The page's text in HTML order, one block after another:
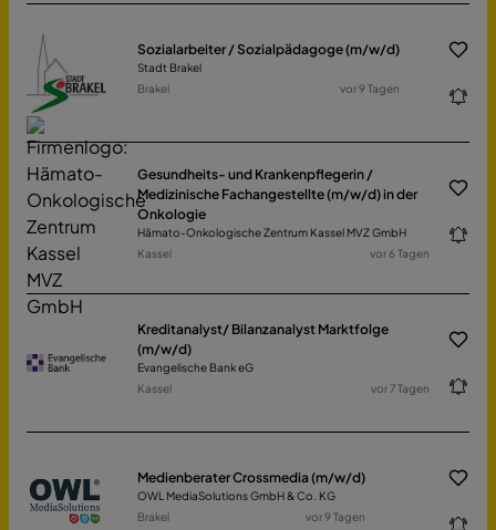
Sozialarbeiter / Sozialpädagoge (m/w/d)
Stadt Brakel
Brakel
vor 9 Tagen
Gesundheits- und Krankenpflegerin /
Medizinische Fachangestellte (m/w/d) in der
Onkologie
Hämato-Onkologische Zentrum Kassel MVZ GmbH
Kassel
vor 6 Tagen
Kreditanalyst/ Bilanzanalyst Marktfolge
(m/w/d)
Evangelische Bank eG
Kassel
vor 7 Tagen
Medienberater Crossmedia (m/w/d)
OWL MediaSolutions GmbH & Co. KG
Brakel
vor 9 Tagen